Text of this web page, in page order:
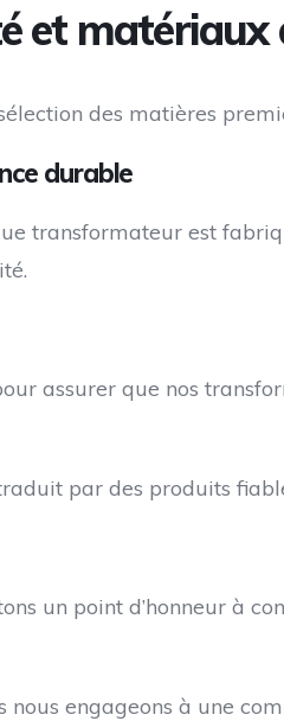
et matériaux
des matières
durable
transformateur est
assurer que nos
par des produits
un point d’honneur à
engageons à une